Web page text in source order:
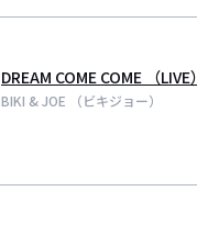
DREAM COME COME （LIVE）
BIKI & JOE （ビキジョー）